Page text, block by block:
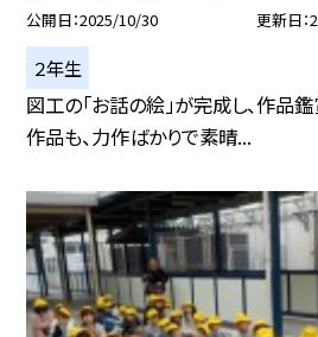
公開日 2025/10/30 更新日
２年生
図工の「お話の絵」が完成し、作品
作品も、力作ばかりで素晴...